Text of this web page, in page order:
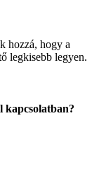
hozzá, hogy a
legkisebb legyen.
kapcsolatban?